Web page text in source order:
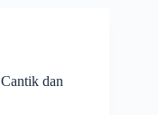
dan